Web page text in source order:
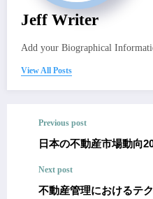
Jeff Writer
Add your Biographical
View All Posts
Previous post
日本の不動産市場動向
Next post
不動産管理におけるテ